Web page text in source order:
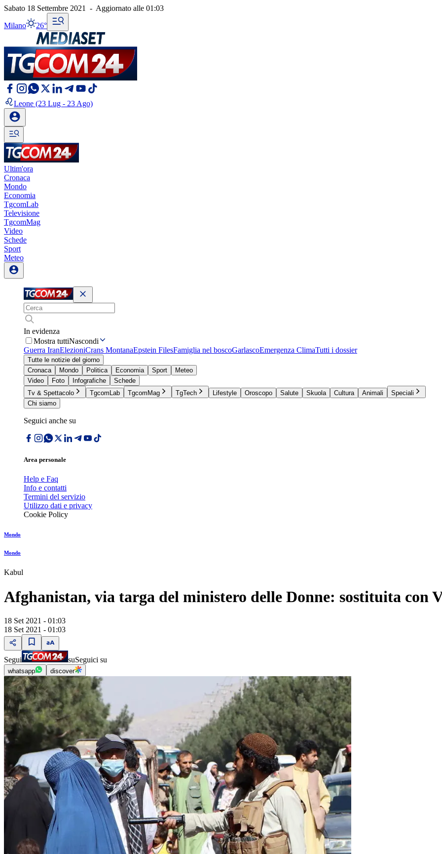
Sabato 18 Settembre 2021 - Aggiornato alle 01:03
Milano 26°
Leone (23 Lug - 23 Ago)
Ultim'ora
Cronaca
Mondo
Economia
TgcomLab
Televisione
TgcomMag
Video
Schede
Sport
Meteo
In evidenza
Mostra tuttiNascondi
Guerra IranElezioniCrans MontanaEpstein FilesFamiglia nel boscoGarlascoEmergenza ClimaTutti i dossier
Tutte le notizie del giorno
Cronaca
Mondo Politica Economia Sport
Meteo
Video
Foto Infografiche
Schede
Tv & Spettacolo
TgcomLab TgcomMag TgTech Lifestyle Oroscopo Salute Skuola Cultura Animali
Speciali
Chi siamo
Seguici anche su
Area personale
Help e Faq
Info e contatti
Termini del servizio
Utilizzo dati e privacy
Cookie Policy
Mondo
Mondo
Kabul
Afghanistan, via targa del ministero delle Donne: sostituita con
18 Set 2021 - 01:03
18 Set 2021 - 01:03
Segui suSeguici su
whatsapp discover